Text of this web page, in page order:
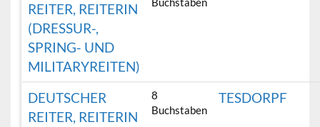
REITER, REITERIN
(DRESSUR-,
SPRING- UND
MILITARYREITEN)
DEUTSCHER
REITER, REITERIN
8
Buchstaben
TESDORPF